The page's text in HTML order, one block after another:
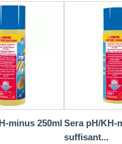
minus 250ml Sera pH/KH-
suffisant...